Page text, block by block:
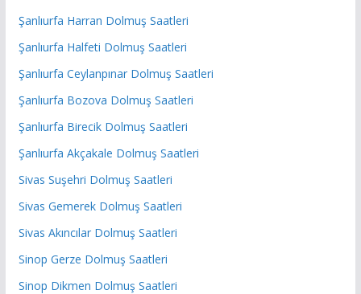
Şanlıurfa Harran Dolmuş Saatleri
Şanlıurfa Halfeti Dolmuş Saatleri
Şanlıurfa Ceylanpınar Dolmuş Saatleri
Şanlıurfa Bozova Dolmuş Saatleri
Şanlıurfa Birecik Dolmuş Saatleri
Şanlıurfa Akçakale Dolmuş Saatleri
Sivas Suşehri Dolmuş Saatleri
Sivas Gemerek Dolmuş Saatleri
Sivas Akıncılar Dolmuş Saatleri
Sinop Gerze Dolmuş Saatleri
Sinop Dikmen Dolmuş Saatleri